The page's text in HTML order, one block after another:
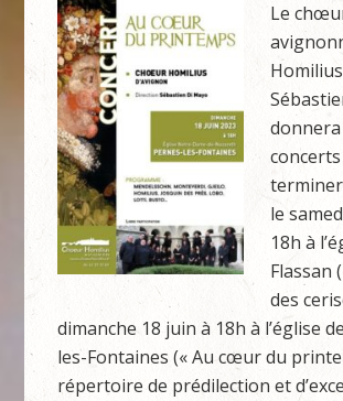
Le
le
18h à
Flassan
des
dimanche 18 juin à 18h à l’église
les-Fontaines (« Au cœur du
répertoire de prédilection et